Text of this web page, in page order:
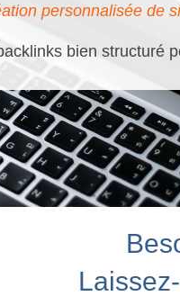
personnalisée de
bien structuré